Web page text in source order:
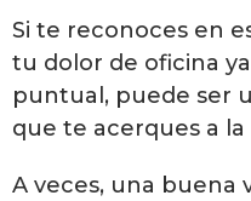
Si te reconoces en
tu dolor de oficina
puntual, puede ser
que te acerques a la
A veces, una buena